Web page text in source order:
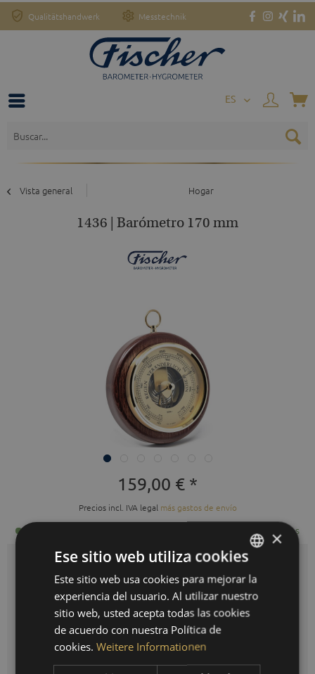
Qualitätshandwerk Messtechnik
ES
Vista general Hogar
1436 | Barómetro 170 mm
159,00 € *
Precios incl. IVA legal más gastos de envío
Listo para envío inmediato, tiempo de entrega 3-10 días hábiles
Auswahl: caoba latón GERMAN
ENGLISH
×
Ese sitio web utiliza cookies
Este sitio web usa cookies para mejorar la
experiencia del usuario. Al utilizar nuestro
sitio web, usted acepta todas las cookies
de acuerdo con nuestra Política de
cookies. Weitere Informationen